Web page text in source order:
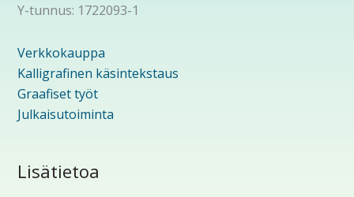
Y-tunnus: 1722093-1
Verkkokauppa
Kalligrafinen käsintekstaus
Graafiset työt
Julkaisutoiminta
Lisätietoa